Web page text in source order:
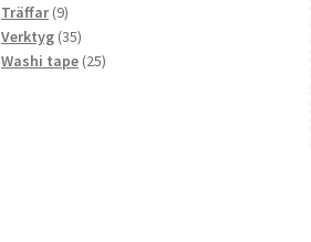
produkter
Träffar 99
produkter
Verktyg 3535
produkter
Washi tape 2525